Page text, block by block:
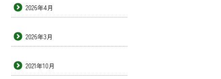
2026年4月
2026年3月
2021年10月